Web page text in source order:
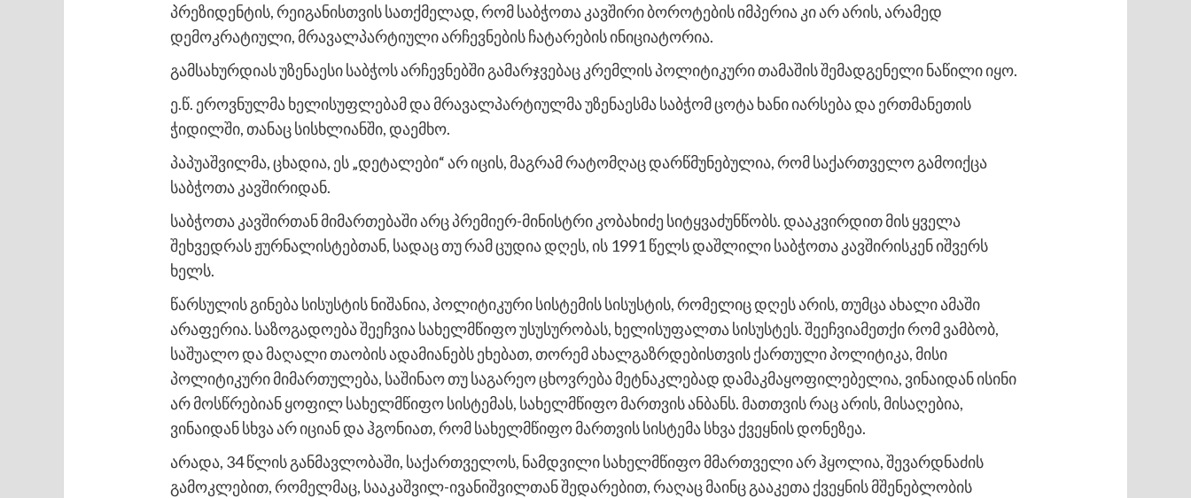
პრეზიდენტის, რეიგანისთვის სათქმელად, რომ საბჭოთა კავშირი ბოროტების იმპერია კი არ არის, არამედ
დემოკრატიული, მრავალპარტიული არჩევნების ჩატარების ინიციატორია.
გამსახურდიას უზენაესი საბჭოს არჩევნებში გამარჯვებაც კრემლის პოლიტიკური თამაშის შემადგენელი ნაწილი იყო.
ე.წ. ეროვნულმა ხელისუფლებამ და მრავალპარტიულმა უზენაესმა საბჭომ ცოტა ხანი იარსება და ერთმანეთის
ჭიდილში, თანაც სისხლიანში, დაემხო.
პაპუაშვილმა, ცხადია, ეს „დეტალები“ არ იცის, მაგრამ რატომღაც დარწმუნებულია, რომ საქართველო გამოიქცა
საბჭოთა კავშირიდან.
საბჭოთა კავშირთან მიმართებაში არც პრემიერ-მინისტრი კობახიძე სიტყვაძუნწობს. დააკვირდით მის ყველა
შეხვედრას ჟურნალისტებთან, სადაც თუ რამ ცუდია დღეს, ის 1991 წელს დაშლილი საბჭოთა კავშირისკენ იშვერს
ხელს.
წარსულის გინება სისუსტის ნიშანია, პოლიტიკური სისტემის სისუსტის, რომელიც დღეს არის, თუმცა ახალი ამაში
არაფერია. საზოგადოება შეეჩვია სახელმწიფო უსუსურობას, ხელისუფალთა სისუსტეს. შეეჩვიამეთქი რომ ვამბობ,
საშუალო და მაღალი თაობის ადამიანებს ეხებათ, თორემ ახალგაზრდებისთვის ქართული პოლიტიკა, მისი
პოლიტიკური მიმართულება, საშინაო თუ საგარეო ცხოვრება მეტნაკლებად დამაკმაყოფილებელია, ვინაიდან ისინი
არ მოსწრებიან ყოფილ სახელმწიფო სისტემას, სახელმწიფო მართვის ანბანს. მათთვის რაც არის, მისაღებია,
ვინაიდან სხვა არ იციან და ჰგონიათ, რომ სახელმწიფო მართვის სისტემა სხვა ქვეყნის დონეზეა.
არადა, 34 წლის განმავლობაში, საქართველოს, ნამდვილი სახელმწიფო მმართველი არ ჰყოლია, შევარდნაძის
გამოკლებით, რომელმაც, სააკაშვილ-ივანიშვილთან შედარებით, რაღაც მაინც გააკეთა ქვეყნის მშენებლობის